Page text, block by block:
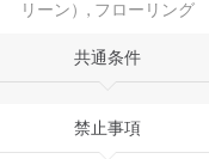
リーン）, フローリング
共通条件
禁止事項